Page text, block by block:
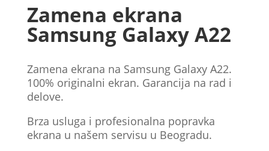
Zamena ekrana
Samsung Galaxy A22
Zamena ekrana na Samsung Galaxy A22.
100% originalni ekran. Garancija na rad i
delove.
Brza usluga i profesionalna popravka
ekrana u našem servisu u Beogradu.